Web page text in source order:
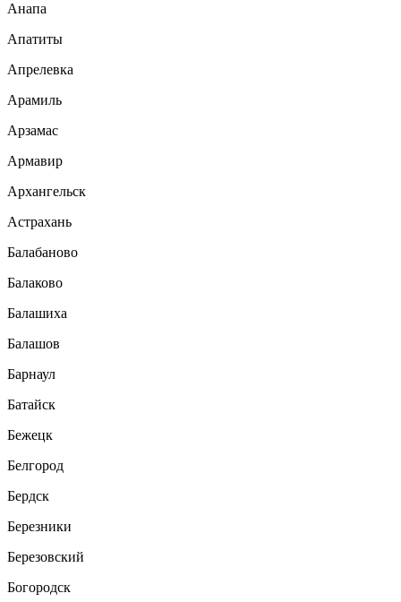
Анапа
Апатиты
Апрелевка
Арамиль
Арзамас
Армавир
Архангельск
Астрахань
Балабаново
Балаково
Балашиха
Балашов
Барнаул
Батайск
Бежецк
Белгород
Бердск
Березники
Березовский
Богородск